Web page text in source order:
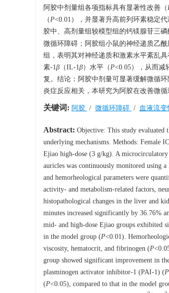
阿胶中剂量组各项指标具有显著性改善（
（P<0.01），并显著升高前列环素稳定代
胶中、高剂量组较模型组的钙镁腺苷三磷
微循环障碍；阿胶组小鼠的神经递质乙
组，表明其对神经递质和激素水平紊乱
素-1β （IL-1β）水平（P<0.05），从而减
复。结论：阿胶中剂量可显著缓解微循
炎症反应相关，本研究为阿胶在改善微
关键词: 阿胶 / 微循环障碍 / 血液流变
Abstract: Objective: This study
underlying mechanisms. Methods: Female
Ejiao high-dose (3 g/kg). A
auricles was continuously monitored using
and hemorheological parameters were
activity- and metabolism-related factors,
histopathological changes in the liver and
minutes increased significantly by 36.76%
mid- and high-dose Ejiao groups exhibited
in the model group (P<0.01).
viscosity, hematocrit, and fibrinogen (P
group showed significant improvement in
plasminogen activator inhibitor-1 (PAI-1) (P
(P<0.05), compared to that in the model